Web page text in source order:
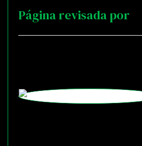
Página revisada por